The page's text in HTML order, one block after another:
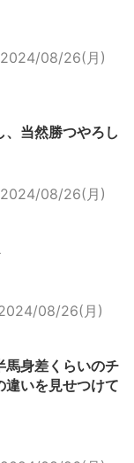
2024/08/26(月)
当然勝つやろし
2024/08/26(月)
08/26(月)
馬身差くらいのチ
違いを見せつけて